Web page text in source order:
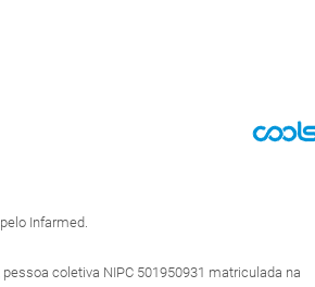
Infarmed.
coletiva NIPC 501950931 matriculada na